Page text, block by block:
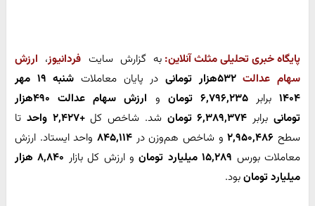
پایگاه خبری تحلیلی مثلث آنلاین: به گزارش سایت فردانیوز، ارزش
سهام عدالت۵۳۲هزار تومانی در پایان معاملات
شنبه ۱۹ مهر
۱۴۰۴ برابر۶,۷۹۶,۲۳۵ تومان و
ارزش سهام عدالت ۴۹۰هزار
تومانیبرابر ۶,۳۸۹,۳۷۴ تومان شد. شاخص کل+۲,۴۲۷ واحد
تا
سطح ۲,۹۵۰,۴۸۶و شاخص هم‌وزن در ۸۴۵,۱۱۴ واحد ایستاد. ارزش
معاملات بورس ۱۵,۲۸۹ میلیارد تومان و ارزش کل بازار
۸,۸۴۰ هزار
میلیارد تومانبود.